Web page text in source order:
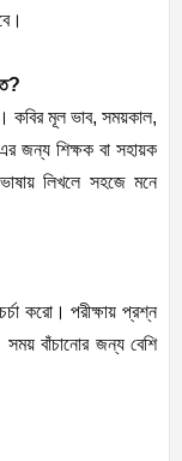
কবির মূল ভাব, সময়কাল,
জন্য শিক্ষক বা সহায়ক
লিখলে সহজে মনে
করো। পরীক্ষায় প্রশ্ন
বাঁচানোর জন্য বেশি